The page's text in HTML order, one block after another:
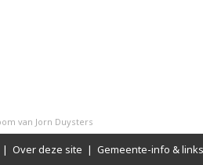
van Jorn Duysters
| Over deze site | Gemeente-info & links